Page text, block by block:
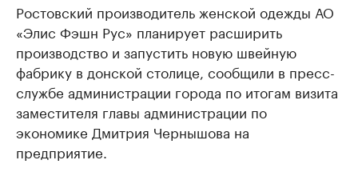
Ростовский производитель женской одежды АО
«Элис Фэшн Рус» планирует расширить
производство и запустить новую швейную
фабрику в донской столице, сообщили в пресс-
службе администрации города по итогам визита
заместителя главы администрации по
экономике Дмитрия Чернышова на
предприятие.